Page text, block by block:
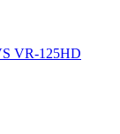
VR-125HD